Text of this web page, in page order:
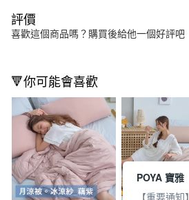
評價
喜歡這個商品嗎？購買後給他一個好評吧
🔻你可能會喜歡
POYA 寶雅
【重要通知】